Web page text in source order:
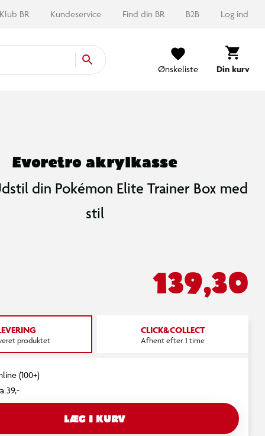
Klub BR Kundeservice Find din BR B2B Log ind
Ønskeliste Din kurv
Evoretro akrylkasse
din Pokémon Elite Trainer Box med
stil
139,30
produktet
CLICK&COLLECT
Afhent efter 1 time
(100+)
39,-
LÆG I KURV